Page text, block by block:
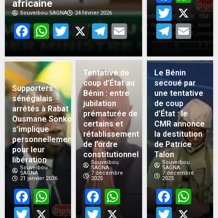
africaine
Souveibou SAGNA 24 février 2026
Facebook
WhatsApp
Twitter
X Telegram
Email
X
Supporters
sénégalais
arrêtés à Rabat :
Ousmane Sonko
s’implique
personnellement
pour leur
libération
Souveibou
SAGNA
21 janvier 2026
Facebook
WhatsApp
Tentative de
coup d’État au
Bénin : entre
jubilation
prématurée de
certains et
rétablissement
de l’ordre
constitutionnel
Souveibou
SAGNA
7 décembre
2025
Facebook
WhatsApp
Le Bénin
secoué par
une tentative
de coup
d’État : le
CMR annonce
la destitution
de Patrice
Talon
Souveibou
SAGNA
7 décembre
2025